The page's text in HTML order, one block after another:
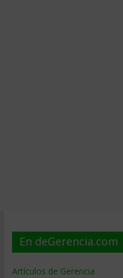
En deGerencia.com
Artículos de Gerencia